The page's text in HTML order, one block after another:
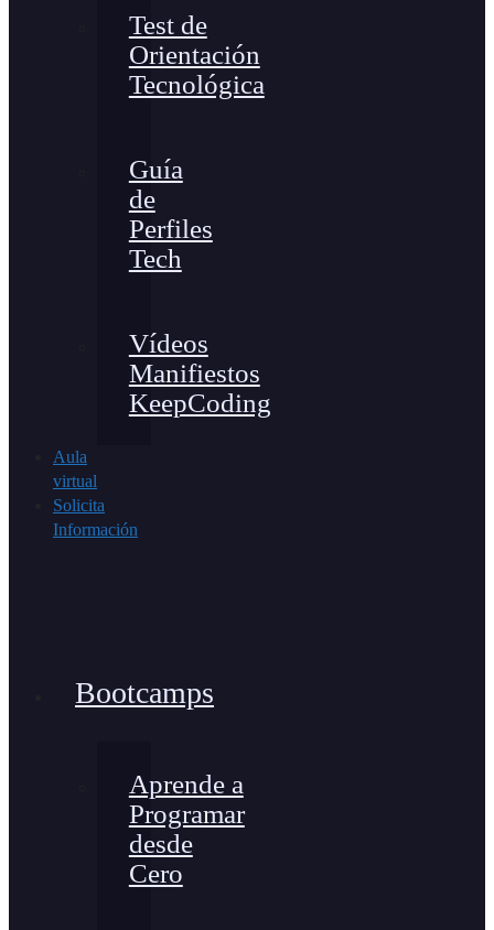
Test de
Orientación
Tecnológica
Guía
de
Perfiles
Tech
Vídeos
Manifiestos
KeepCoding
Aula
virtual
Solicita
Información
Bootcamps
Aprende a
Programar
desde
Cero